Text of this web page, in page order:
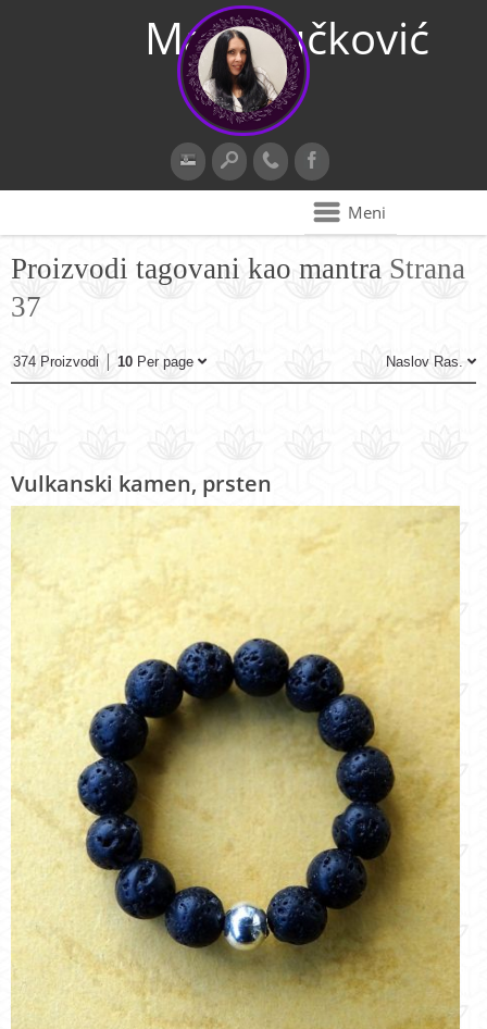
Maja Vučković
Meni
Proizvodi tagovani kao mantra Strana
37
374 Proizvodi 10 Per page Naslov Ras.
Vulkanski kamen, prsten